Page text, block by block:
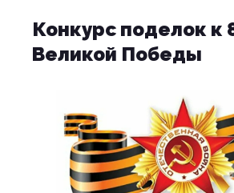
Конкурс поделок к
Великой Победы